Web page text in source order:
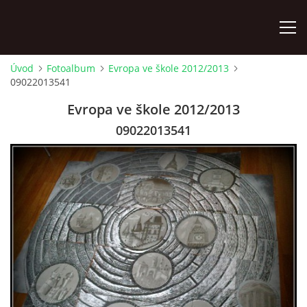
ÚVOD
ZAMĚSTNANCI
HUDEBNÍ OBOR
SOUBORY
VÝTVARNÝ OBOR
Úvod Fotoalbum
Evropa ve škole 2012/2013
09022013541
Evropa ve škole 2012/2013
09022013541